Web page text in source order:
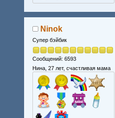
Ninok
Супер бэйбик
Сообщений: 6593
Нина, 27 лет, счастливая мама